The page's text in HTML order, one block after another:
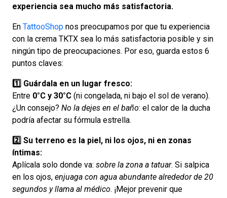
experiencia sea mucho más satisfactoria.
En TattooShop nos preocupamos por que tu experiencia
con la crema TKTX sea lo más satisfactoria posible y sin
ningún tipo de preocupaciones. Por eso, guarda estos 6
puntos claves:
1️⃣ Guárdala en un lugar fresco:
Entre 0°C y 30°C (ni congelada, ni bajo el sol de verano).
¿Un consejo? No la dejes en el baño: el calor de la ducha
podría afectar su fórmula estrella.
2️⃣ Su terreno es la piel, ni los ojos, ni en zonas
íntimas:
Aplícala solo donde va: sobre la zona a tatuar. Si salpica
en los ojos, enjuaga con agua abundante alrededor de 20
segundos y llama al médico. ¡Mejor prevenir que